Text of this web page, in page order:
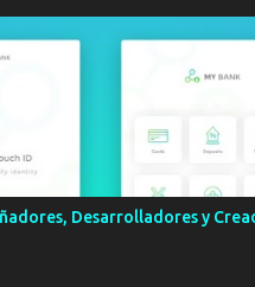
Desarrolladores y